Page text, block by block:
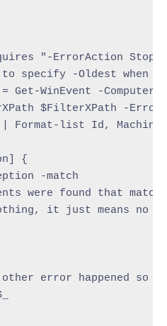
"-ErrorAction Stop"
specify -Oldest when
Get-WinEvent -
$FilterXPath -
Format-list Id,
{
-match
were found that
it just means no
error happened so